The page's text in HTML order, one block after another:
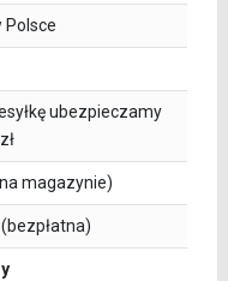
Polsce
ubezpieczamy
magazynie)
(bezpłatna)